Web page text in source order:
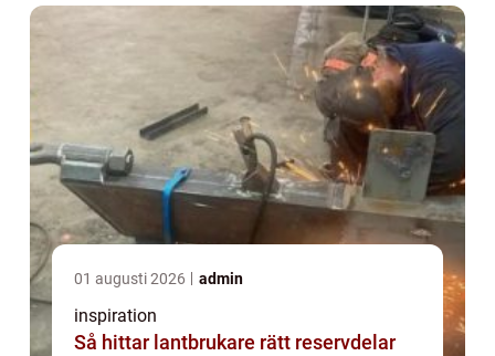
01 augusti 2026 admin
inspiration
Så hittar lantbrukare rätt reservdelar